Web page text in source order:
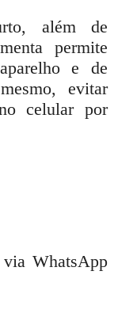
além de
permite
e de
evitar
celular por
WhatsApp